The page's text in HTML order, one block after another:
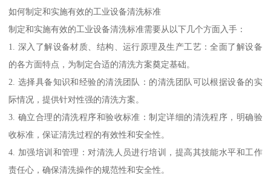
如何制定和实施有效的工业设备清洗标准
制定和实施有效的工业设备清洗标准需要从以下几个方面入手：
1. 深入了解设备材质、结构、运行原理及生产工艺：全面了解设备
的各方面特点，为制定合适的清洗方案奠定基础。
2. 选择具备知识和经验的清洗团队：的清洗团队可以根据设备的实
际情况，提供针对性强的清洗方案。
3. 确立合理的清洗程序和验收标准：制定详细的清洗程序，明确验
收标准，保证清洗过程的有效性和安全性。
4. 加强培训和管理：对清洗人员进行培训，提高其技能水平和工作
责任心，确保清洗操作的规范性和安全性。